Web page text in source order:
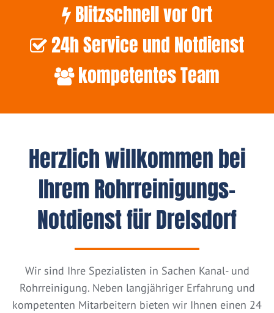
Blitzschnell vor Ort
24h Service und Notdienst
kompetentes Team
Herzlich willkommen bei
Ihrem Rohrreinigungs-
Notdienst für Drelsdorf
Wir sind Ihre Spezialisten in Sachen Kanal- und
Rohrreinigung. Neben langjähriger Erfahrung und
kompetenten Mitarbeitern bieten wir Ihnen einen 24